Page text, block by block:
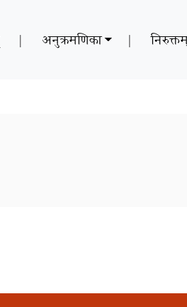
| अनुक्रमणिका |